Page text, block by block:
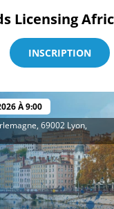
Licensing
INSCRIPTION
À 9:00
69002 Lyon,